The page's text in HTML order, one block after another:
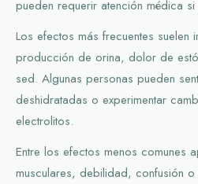
pueden requerir atención médica
Los efectos más frecuentes suelen
producción de orina, dolor de
sed. Algunas personas pueden
deshidratadas o experimentar
electrolitos.
Entre los efectos menos comunes
musculares, debilidad, confusión